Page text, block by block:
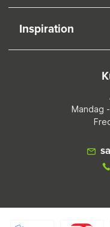
Inspiration
Mandag